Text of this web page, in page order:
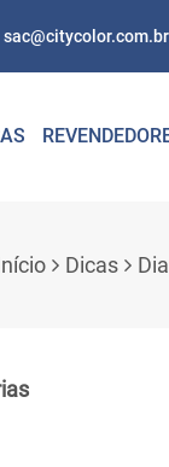
sac@citycolor.com.br
Dicas